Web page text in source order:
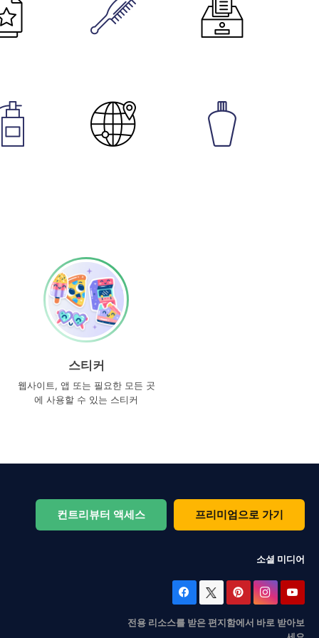
스티커
웹사이트, 앱 또는 필요한 모든 곳
에 사용할 수 있는 스티커
컨트리뷰터 액세스 프리미엄으로 가기
소셜 미디어
전용 리소스를 받은 편지함에서 바로 받아보